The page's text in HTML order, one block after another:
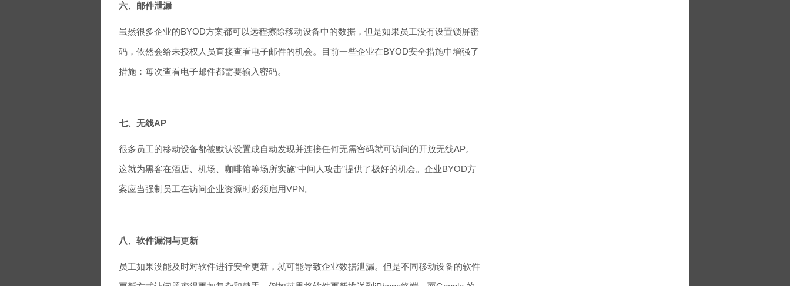
六、邮件泄漏
虽然很多企业的BYOD方案都可以远程擦除移动设备中的数据，但是如果员工没有设置锁屏密
码，依然会给未授权人员直接查看电子邮件的机会。目前一些企业在BYOD安全措施中增强了
措施：每次查看电子邮件都需要输入密码。
七、无线AP
很多员工的移动设备都被默认设置成自动发现并连接任何无需密码就可访问的开放无线AP。
这就为黑客在酒店、机场、咖啡馆等场所实施“中间人攻击”提供了极好的机会。企业BYOD方
案应当强制员工在访问企业资源时必须启用VPN。
八、软件漏洞与更新
员工如果没能及时对软件进行安全更新，就可能导致企业数据泄漏。但是不同移动设备的软件